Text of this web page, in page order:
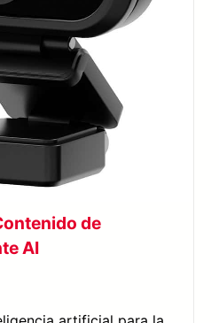
de
AI